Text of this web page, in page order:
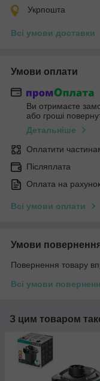
Укрпошта
Всі умови доставки
Умови оплати
Ви отримаєте
або гроші
Детальніше
Оплатити
Післяплата
Оплата на
Всі умови оплати
Умови
Повернення товару
Всі умови
З цим товаром